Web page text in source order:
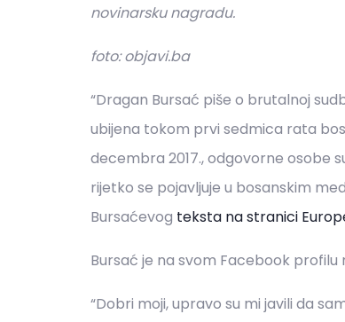
novinarsku nagradu.
foto: objavi.ba
“Dragan Bursać piše o brutalnoj
ubijena tokom prvi sedmica rata
decembra 2017., odgovorne osobe
rijetko se pojavljuje u bosanskim
Bursaćevog teksta na stranici
Bursać je na svom Facebook profilu
“Dobri moji, upravo su mi javili da